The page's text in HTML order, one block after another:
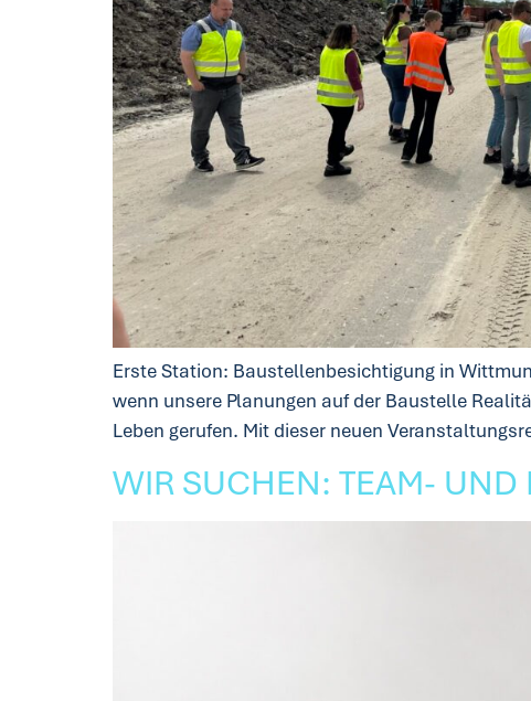
Erste Station: Baustellenbesichtigung in
wenn unsere Planungen auf der Baustelle
Leben gerufen. Mit dieser neuen
WIR SUCHEN: TEAM- UND